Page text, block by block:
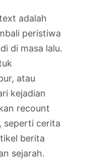
adalah
peristiwa
di masa lalu.
atau
kejadian
recount
seperti cerita
berita
sejarah.